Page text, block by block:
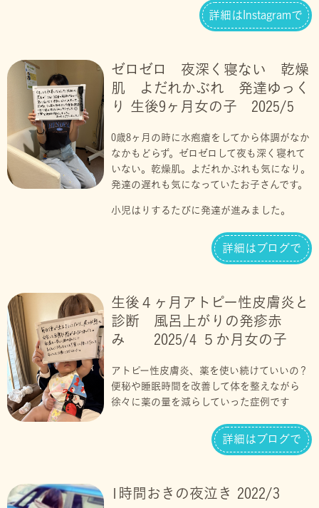
詳細はInstagramで
ゼロゼロ 夜深く寝ない 乾燥
肌 よだれかぶれ 発達ゆっく
り 生後9ヶ月女の子 2025/5
0歳8ヶ月の時に水疱瘡をしてから体調がなか
なかもどらず。ゼロゼロして夜も深く寝れて
いない。乾燥肌。よだれかぶれも気になり。
発達の遅れも気になっていたお子さんです。
小児はりするたびに発達が進みました。
詳細はブログで
生後４ヶ月アトピー性皮膚炎と
診断 風呂上がりの発疹赤
み 2025/4 ５か月女の子
アトピー性皮膚炎、薬を使い続けていいの？
便秘や睡眠時間を改善して体を整えながら
徐々に薬の量を減らしていった症例です
詳細はブログで
1時間おきの夜泣き 2022/3